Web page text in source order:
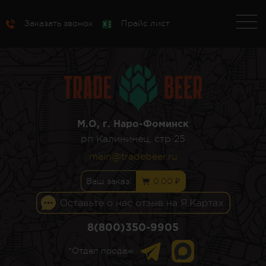
Заказать звонок Прайс лист
М.О, г. Наро-Фоминск
рп Калининец, стр 25
main@tradebeer.ru
Ваш заказ: 0,00 ₽
8(800)350-9905
*Отдел продаж